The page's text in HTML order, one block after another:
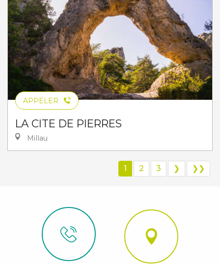
APPELER
LA CITE DE PIERRES
Millau
1 2 3 ❯ ❯❯